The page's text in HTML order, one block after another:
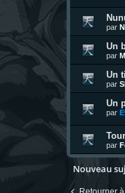
par
Un
par
Un
par
Un
par
par
Nouveau